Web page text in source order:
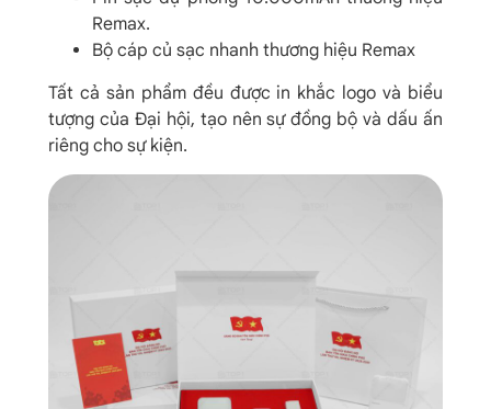
Remax.
Bộ cáp củ sạc nhanh thương hiệu Remax
Tất cả sản phẩm đều được in khắc logo và biểu
tượng của Đại hội, tạo nên sự đồng bộ và dấu ấn
riêng cho sự kiện.